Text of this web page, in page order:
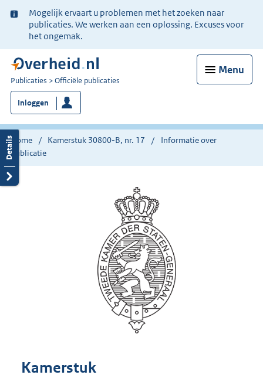
Ter
informatie:
Mogelijk ervaart u problemen met het zoeken naar
publicaties. We werken aan een oplossing. Excuses voor
het ongemak.
Menu
U
bent
nu
hier:
Publicaties Officiële publicaties
Inloggen
Home Kamerstuk 30800-B, nr. 17
Informatie over
publicatie
Kamerstuk